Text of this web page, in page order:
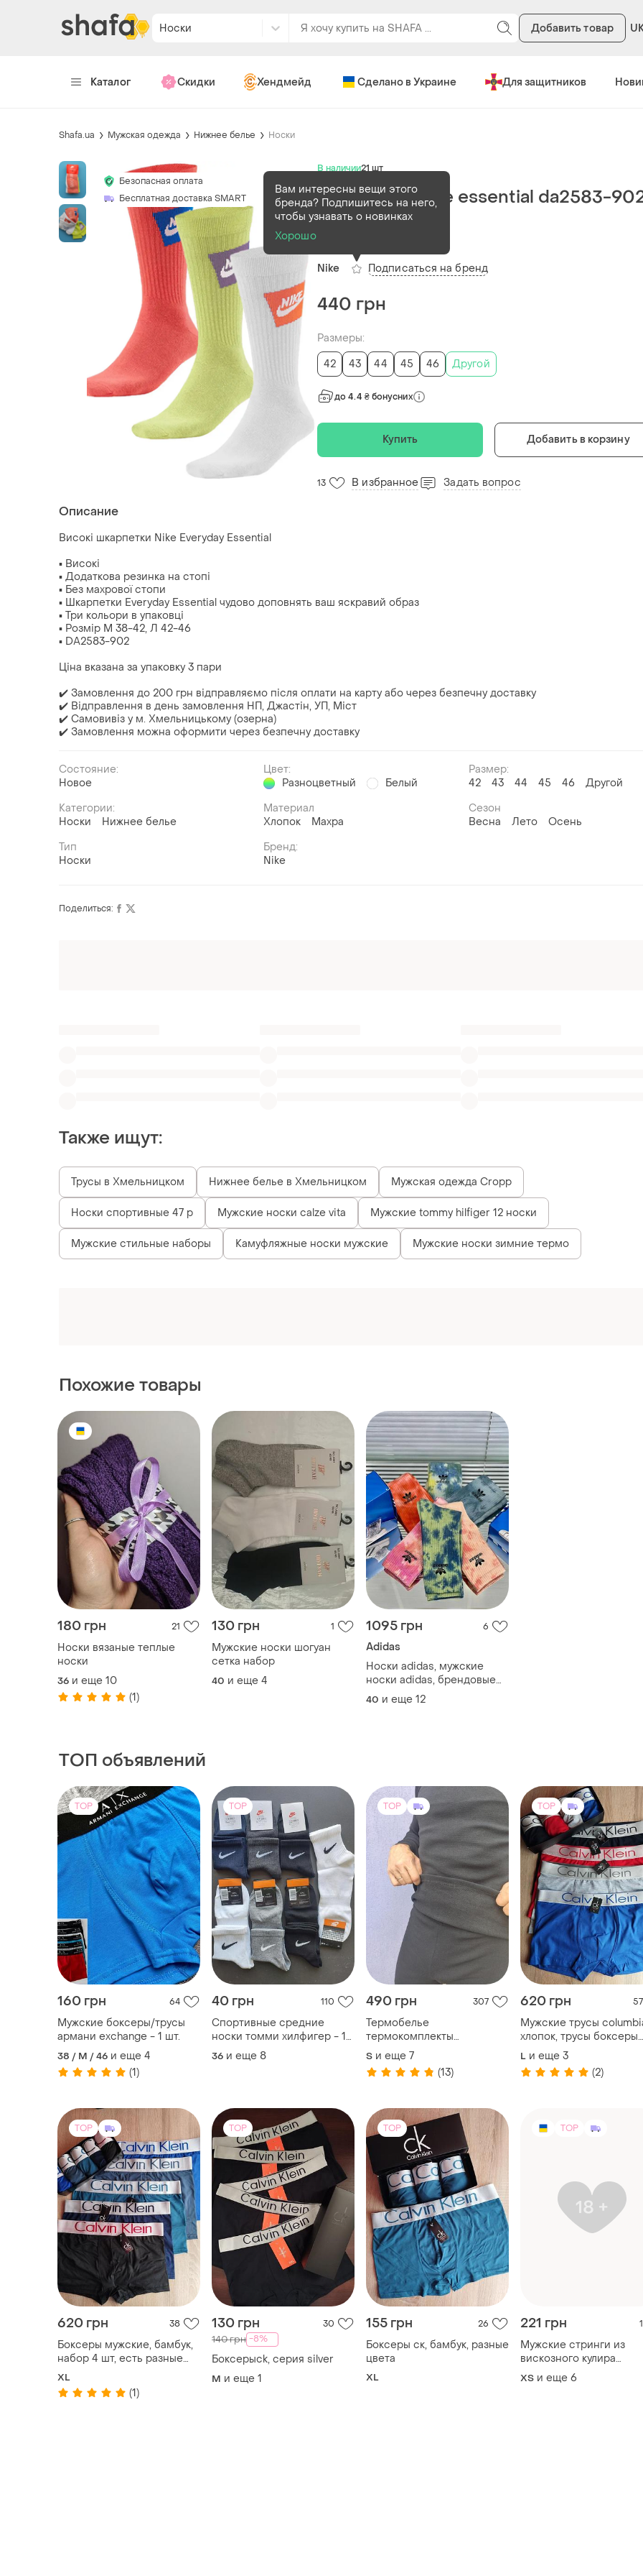
Носки Добавить товар
Каталог Скидки Хендмейд Сделано в Украине Для защитников
Shafa.ua Мужская одежда Нижнее белье Носки
Безопасная оплата
Бесплатная доставка SMART
В наличии21 шт
Шкарпетки nike essential da2583-
носки
Nike
Вам интересны вещи этого
бренда? Подпишитесь на него,
чтобы узнавать о новинках
Хорошо
Подписаться на бренд
440 грн
Размеры:
42
43 44 45 46 Другой
до 4.4 ₴ бонусних
Купить Добавить в корзину
13 В избранное Задать вопрос
Описание
Високі шкарпетки Nike Everyday Essential
▪️ Високі
▪️ Додаткова резинка на стопі
▪️ Без махрової стопи
▪️ Шкарпетки Everyday Essential чудово доповнять ваш яскравий образ
▪️ Три кольори в упаковці
▪️ Розмір М 38-42, Л 42-46
▪️ DA2583-902
Ціна вказана за упаковку 3 пари
✔️ Замовлення до 200 грн відправляємо після оплати на карту або через безпечну доставку
✔️ Відправлення в день замовлення НП, Джастін, УП, Міст
✔️ Самовивіз у м. Хмельницькому (озерна)
✔️ Замовлення можна оформити через безпечну доставку
Состояние:
Новое
Цвет:
Разноцветный
Белый
Размер:
42
43 44 45 46
Другой
Категории:
Носки
Нижнее белье
Материал
Хлопок
Махра
Сезон
Весна
Лето
Осень
Тип
Носки
Бренд:
Nike
Поделиться:
Похожие товары
180 грн
Носки вязаные теплые
носки
36 и еще 10
(1)
130 грн
Мужские носки шогуан
сетка набор
40 и еще 4
1095 грн 6
Adidas
Носки adidas, мужские
носки adidas, брендовые
мужские носки и трусы,
бренд adidas носки
40 и еще 12
ТОП объявлений
TOP
160 грн 64
Мужские боксеры/трусы
армани exchange - 1 шт.
38 / M / 46 и еще 4
(1)
TOP
40 грн
Спортивные средние
носки томми хилфигер - 1
пара (белые, чорные)
36 и еще 8
490 грн 307
Термобелье
термокомплекты
термоодежда термоштаны
термокофта
термокостюмы
S и еще 7
(13)
620 грн 57
Мужские трусы
хлопок, трусы боксеры
коломбиа, мужские
боксеры
L и еще 3
(2)
TOP
620 грн
Боксеры мужские, бамбук,
набор 4 шт, есть разные
цвета
XL
(1)
TOP
130 грн
140 грн -8%
Боксерыck, серия silver
1
155 грн 26
Боксеры ск, бамбук, разные
цвета
XL
TOP